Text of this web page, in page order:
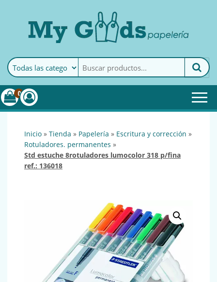
MyGoods · PapeleríaMy Goods es tu papelería
online de confianza. Podrás
encontrar todo lo necesario
0
inicio » tienda » papelería » escritura y corrección »
rotuladores. permanentes »
std estuche 8rotuladores lumocolor 318 p/fina
ref.: 136018